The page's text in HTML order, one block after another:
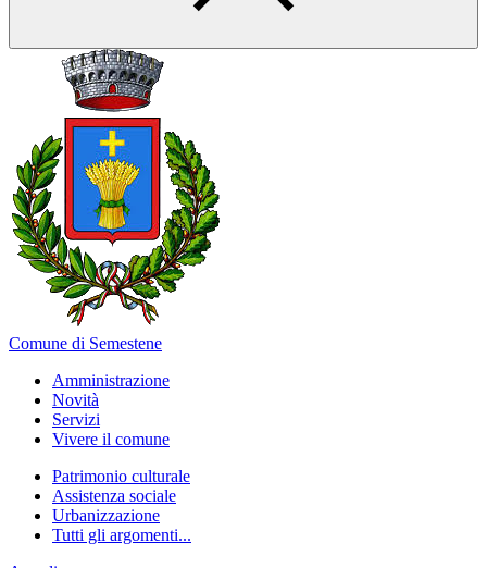
Comune di Semestene
Amministrazione
Novità
Servizi
Vivere il comune
Patrimonio culturale
Assistenza sociale
Urbanizzazione
Tutti gli argomenti...